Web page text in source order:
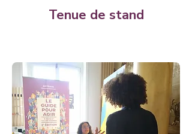
Tenue de stand